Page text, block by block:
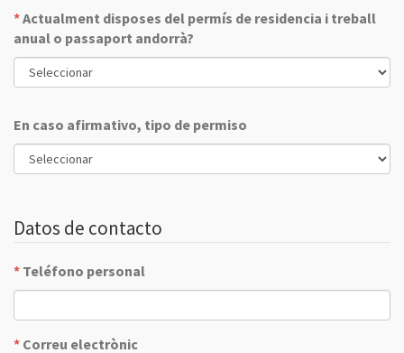
*Actualment disposes del permís de residencia i treball
anual o passaport andorrà?
En caso afirmativo, tipo de permiso
Datos de contacto
* Teléfono personal
* Correu electrònic